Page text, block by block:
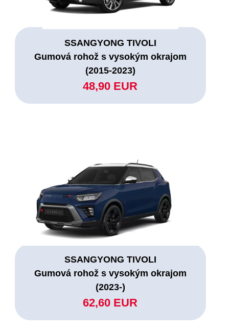
SSANGYONG TIVOLI
Gumová rohož s vysokým okrajom
(2015-2023)
48,90 EUR
SSANGYONG TIVOLI
Gumová rohož s vysokým okrajom
(2023-)
62,60 EUR